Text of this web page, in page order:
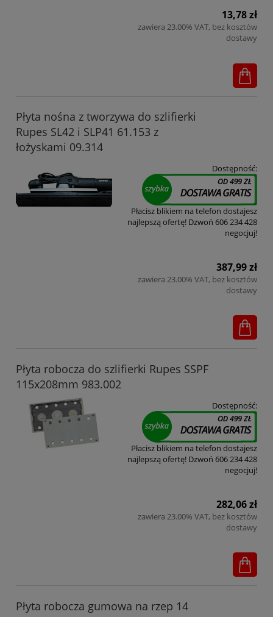
13,78 zł
zawiera 23.00% VAT, bez kosztów
dostawy
Płyta nośna z tworzywa do szlifierki
Rupes SL42 i SLP41 61.153 z
łożyskami 09.314
Dostępność:
Płacisz blikiem na telefon dostajesz
najlepszą ofertę! Dzwoń 606 234 428
negocjuj!
387,99 zł
zawiera 23.00% VAT, bez kosztów
dostawy
Płyta robocza do szlifierki Rupes SSPF
115x208mm 983.002
Dostępność:
Płacisz blikiem na telefon dostajesz
najlepszą ofertę! Dzwoń 606 234 428
negocjuj!
282,06 zł
zawiera 23.00% VAT, bez kosztów
dostawy
Płyta robocza gumowa na rzep 14